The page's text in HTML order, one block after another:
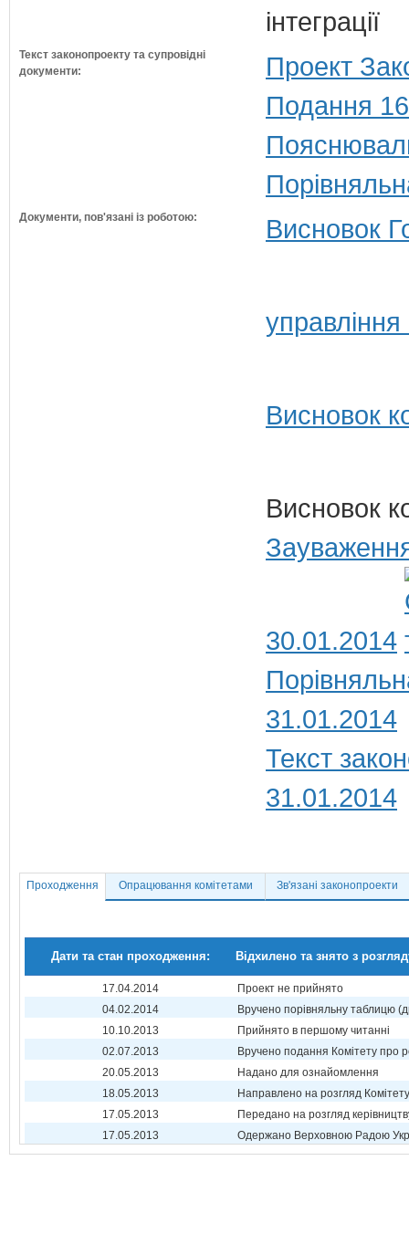
інтеграції
Текст законопроекту та супровідні
документи:
Проект
Подання
Документи, пов'язані із роботою: Висновок
Висновок
Висновок
30.01.2014
31.01.2014
Текст
31.01.2014
Проходження Опрацювання комітетами Зв'язані законопроекти
Дати та стан проходження: Відхилено та знято з
17.04.2014
Проект не прийнято
04.02.2014
Вручено порівняльну таблицю
10.10.2013
Прийнято в першому читанні
02.07.2013
Вручено подання Комітету про
20.05.2013
Надано для ознайомлення
18.05.2013
Направлено на розгляд Комітету
17.05.2013
Передано на розгляд
17.05.2013
Одержано Верховною Радою